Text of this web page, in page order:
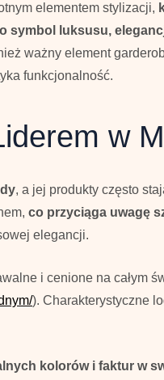
elementem stylizacji,
symbol luksusu,
ważny element
funkcjonalność.
w
, a jej produkty często
co przyciąga uwagę
elegancji.
i cenione na całym
). Charakterystyczne
kolorów i faktur w